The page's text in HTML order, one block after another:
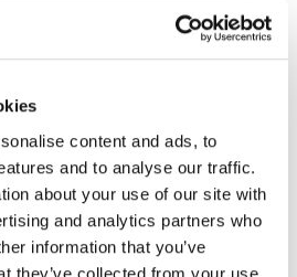
content and ads, to
and to analyse our traffic.
about your use of our site with
and analytics partners who
information that you’ve
they’ve collected from your use